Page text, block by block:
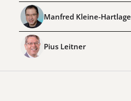
Manfred Kleine-Hartlage
Pius Leitner